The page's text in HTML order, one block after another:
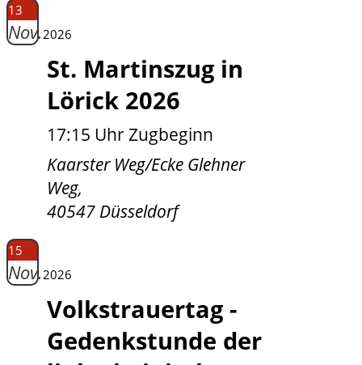
13
Nov.2026
St. Martinszug in
Lörick 2026
17:15 Uhr Zugbeginn
Kaarster Weg/Ecke Glehner
Weg,
40547 Düsseldorf
15
Nov.2026
Volkstrauertag -
Gedenkstunde der